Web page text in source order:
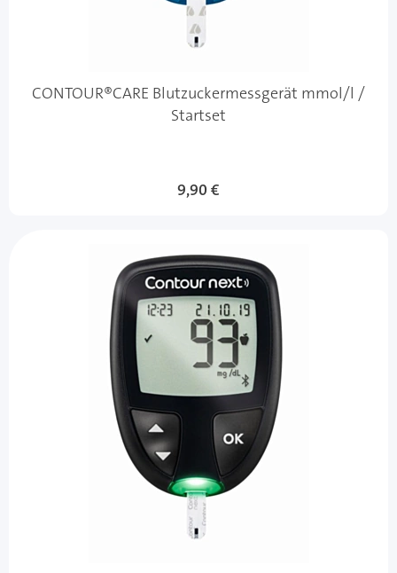
CONTOUR®CARE Blutzuckermessgerät mmol/l /
Startset
9,90 €